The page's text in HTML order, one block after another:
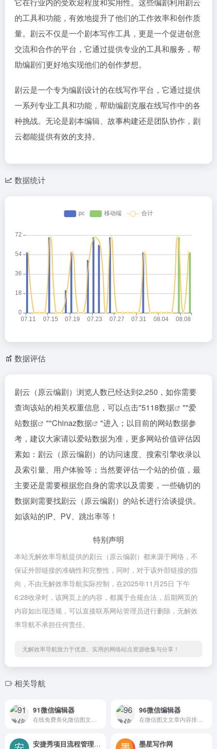
的工具和功能，有效地提升了他们的工作效率和创作质
量。剧云不仅是一个剧本写作工具，更是一个促进创意
交流和合作的平台，它通过提供专业的工具和服务，帮
助编剧们更好地实现他们的创作梦想。
剧云是一个专为编剧设计的在线写作平台，它通过提供
一系列专业工具和功能，帮助编剧克服在线写作中的各
种挑战。无论是剧本编辑、故事构建还是团队协作，剧
云都能提供有效的支持。
数据统计
数据评估
剧云（原云编剧）浏览人数已经达到2,250，如你需要
查询该站的相关权重信息，可以点击"5118数据 ""爱
站数据
""Chinaz数据
"进入；以目前的网站数据参
考，建议大家请以爱站数据为准，更多网站价值评估因
素如：剧云（原云编剧）的访问速度、搜索引擎收录以
及索引量、用户体验等；当然要评估一个站的价值，最
主要还是需要根据您自身的需求以及需要，一些确切的
数据则需要找剧云（原云编剧）的站长进行洽谈提供。
如该站的IP、PV、跳出率等！
特别声明
本站无解效率导航提供的剧云（原云编剧）都来源于网络，不
保证外部链接的准确性和完整性，同时，对于该外部链接的指
向，不由无解效率导航实际控制，在2025年11月25日 下午
6:28收录时，该网页上的内容，都属于合规合法，后期网页的
内容如出现违规，可以直接联系网站管理员进行删除，无解效
率导航不承担任何责任。
无解效率导航致力于优质、实用的网络站点资源收集与分享！
相关导航
91微信编辑器 96微信编辑器
安捷秀项目流程管理系统 墨星写作网